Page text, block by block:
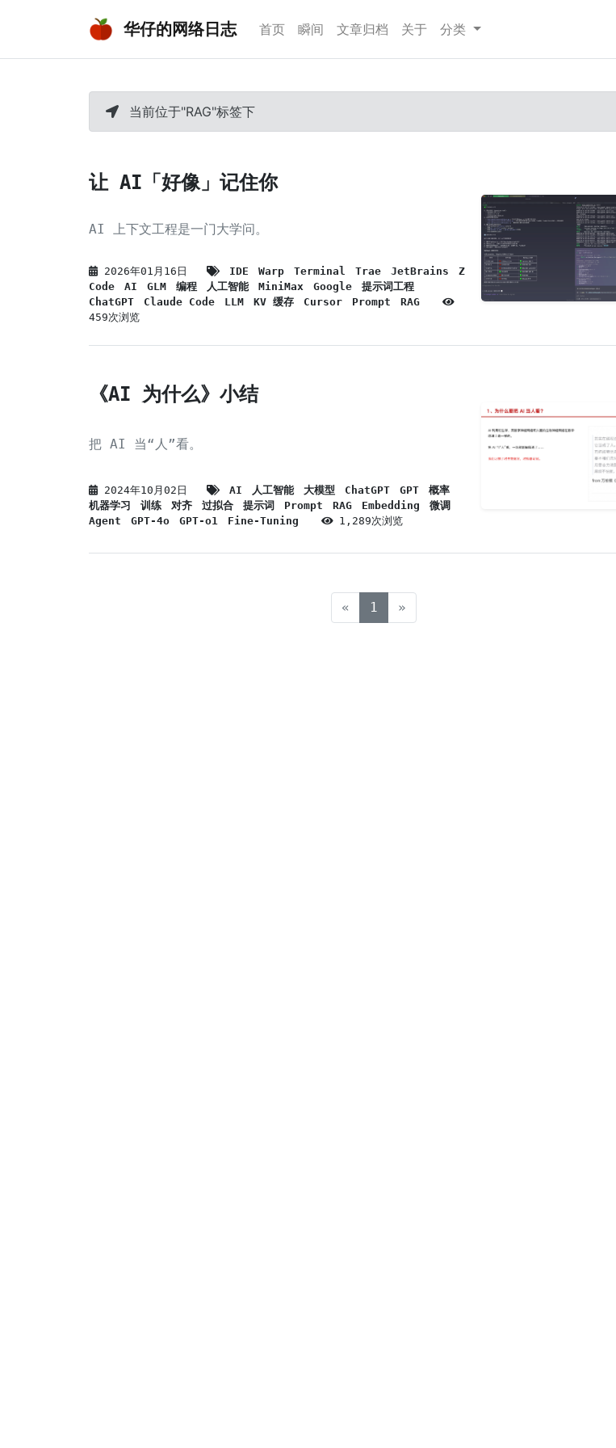
华仔的网络日志 首页 瞬间 文章归档 关于 分类
当前位于"RAG"标签下
让 AI「好像」记住你
AI 上下文工程是一门大学问。
2026年01月16日 IDE Warp Terminal Trae JetBrains
Z
Code
AI GLM 编程 人工智能 MiniMax Google
提示词工程
ChatGPT
Claude Code LLM KV 缓存 Cursor Prompt
RAG
459次浏览
《AI 为什么》小结
把 AI 当“人”看。
2024年10月02日 AI 人工智能 大模型 ChatGPT GPT
概率
机器学习
训练 对齐 过拟合 提示词 Prompt RAG Embedding
微调
Agent
GPT-4o GPT-o1 Fine-Tuning 1,289次浏览
« 1 (current)
»